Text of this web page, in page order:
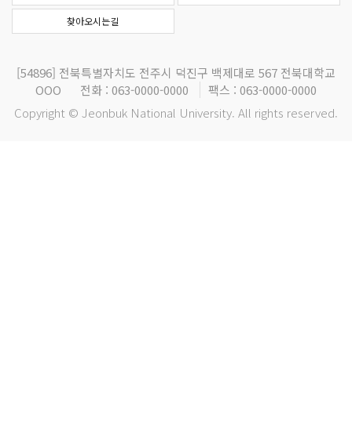
찾아오시는길
[54896] 전북특별자치도 전주시 덕진구 백제대로 567 전북대학교
OOO
전화 : 063-0000-0000
팩스 : 063-0000-0000
Copyright © Jeonbuk National University. All rights reserved.